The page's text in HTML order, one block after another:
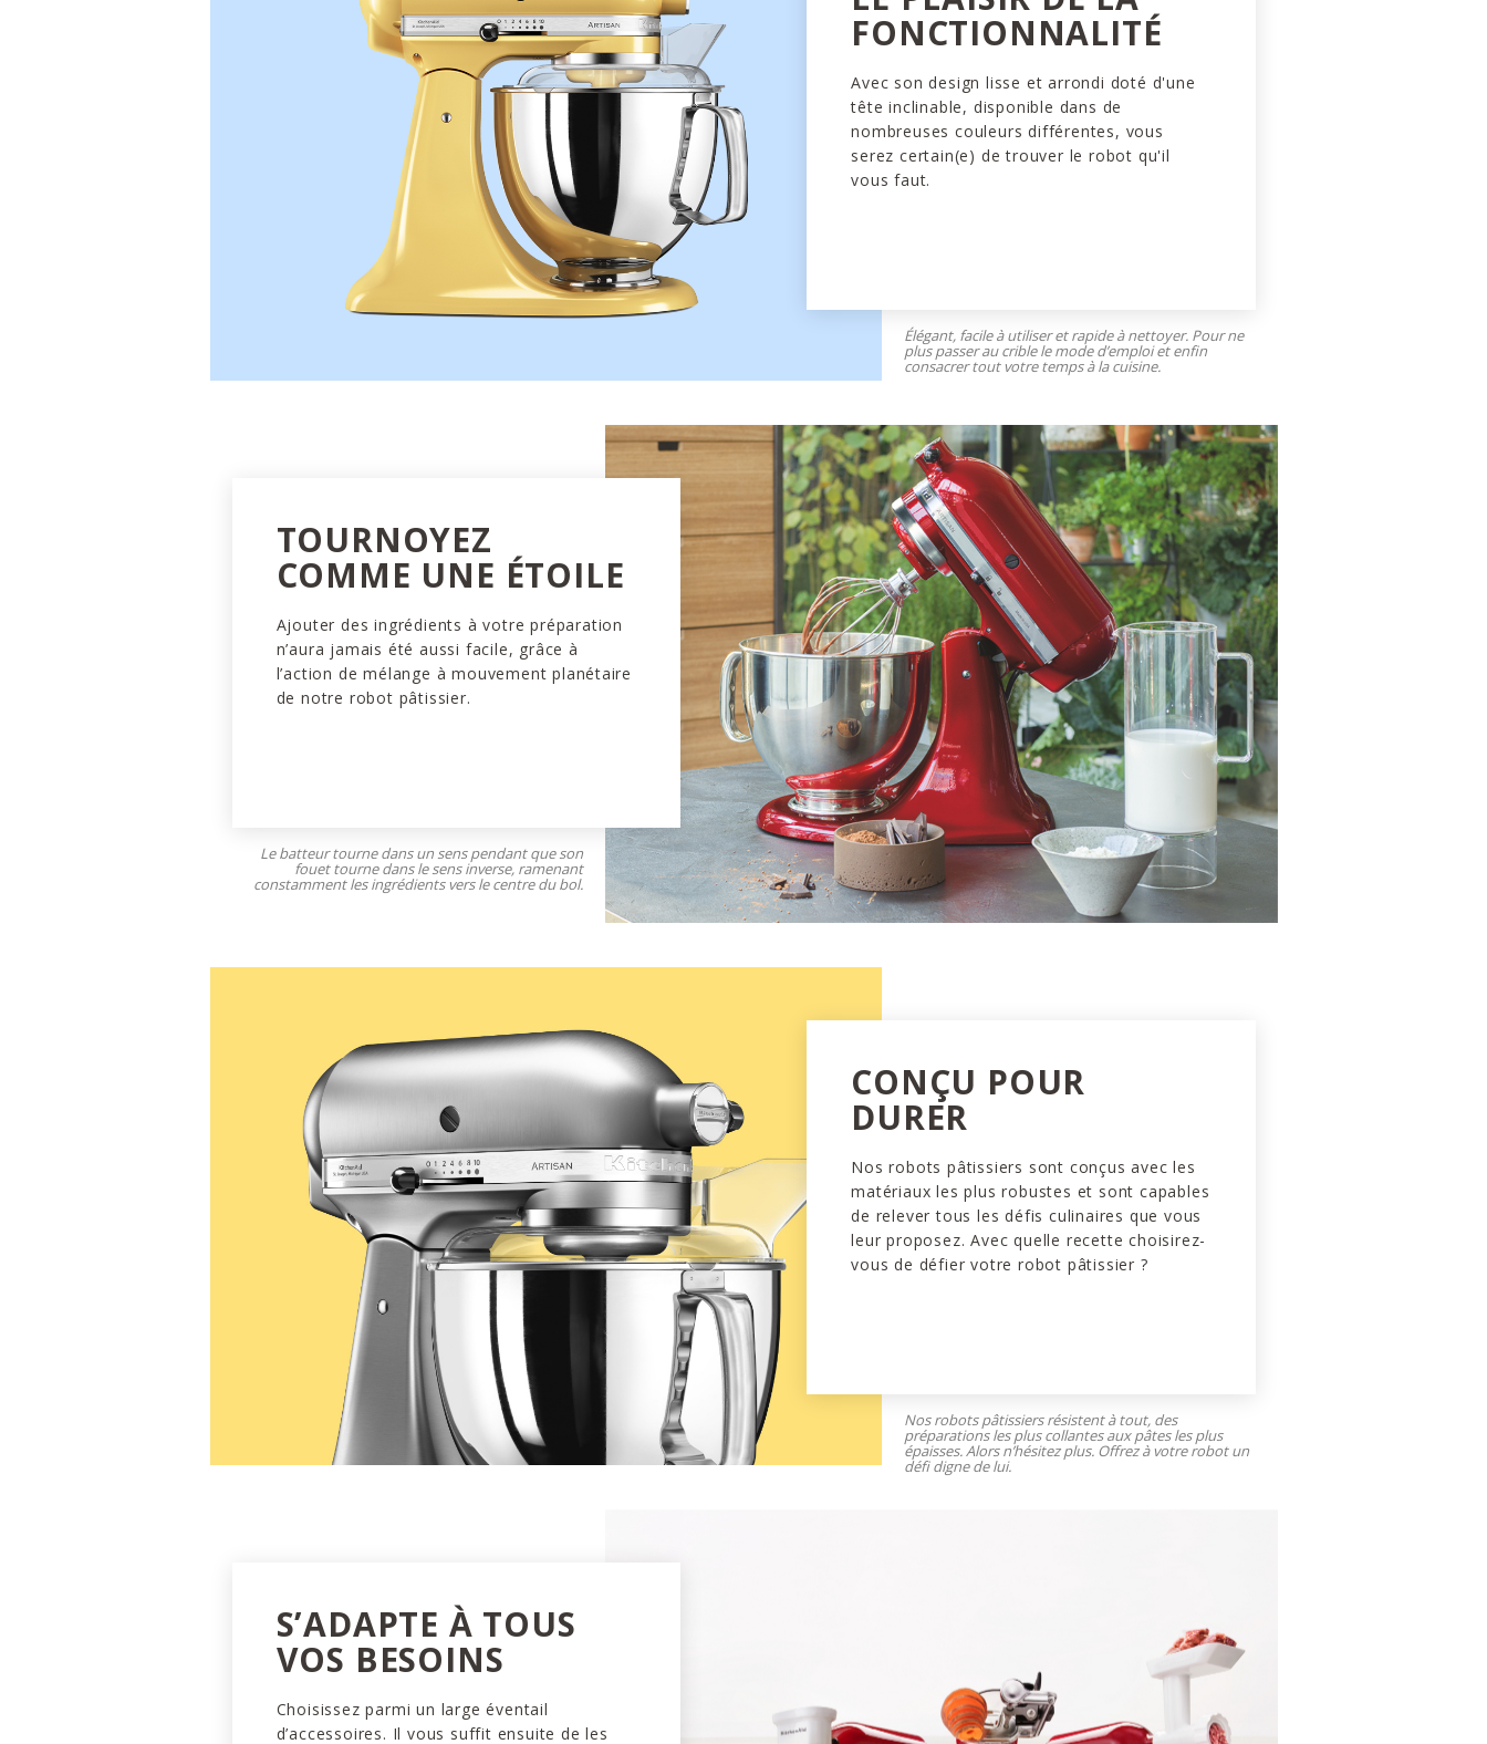
FONCTIONNALITÉ
Avec son design lisse et arrondi doté d'une
tête inclinable, disponible dans de
nombreuses couleurs différentes, vous
serez certain(e) de trouver le robot qu'il
vous faut.
Élégant, facile à utiliser et rapide à nettoyer. Pour ne
plus passer au crible le mode d’emploi et enfin
consacrer tout votre temps à la cuisine.
TOURNOYEZ
COMME UNE ÉTOILE
Ajouter des ingrédients à votre préparation
n’aura jamais été aussi facile, grâce à
l’action de mélange à mouvement planétaire
de notre robot pâtissier.
Le batteur tourne dans un sens pendant que son
fouet tourne dans le sens inverse, ramenant
constamment les ingrédients vers le centre du bol.
CONÇU POUR
DURER
Nos robots pâtissiers sont conçus avec les
matériaux les plus robustes et sont capables
de relever tous les défis culinaires que vous
leur proposez. Avec quelle recette choisirez-
vous de défier votre robot pâtissier ?
Nos robots pâtissiers résistent à tout, des
préparations les plus collantes aux pâtes les plus
épaisses. Alors n’hésitez plus. Offrez à votre robot un
défi digne de lui.
S’ADAPTE À TOUS
VOS BESOINS
Choisissez parmi un large éventail
d’accessoires. Il vous suffit ensuite de les